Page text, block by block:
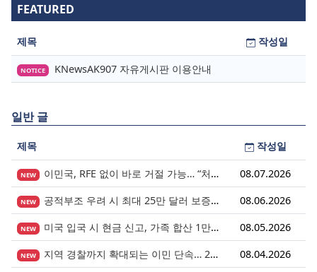
FEATURED
제목 작성일
NOTICE KNewsAK907 자유게시판 이용안내
일반 글
제목 작성일
NEW 이민국, RFE 없이 바로 거절 가능… “처음 제출이 마지막 기회” 시대가 시작됩니다. 08.07.2026
NEW 공적부조 우려 시 최대 25만 달러 보증금? 영주권 심사의 새로운 변수 08.06.2026
NEW 미국 입국 시 현금 신고, 가족 합산 1만 달러가 기준입니다. 08.05.2026
NEW 지역 경찰까지 확대되는 이민 단속… 287(g) 프로그램의 대대적 확장 08.04.2026